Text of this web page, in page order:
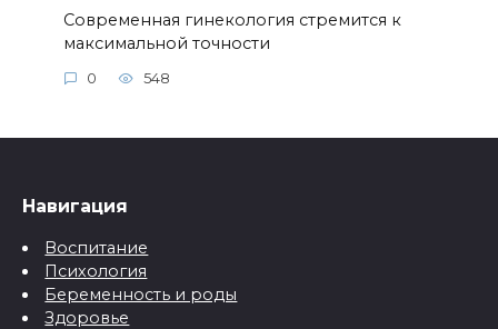
Современная гинекология стремится к
максимальной точности
0 548
Навигация
Воспитание
Психология
Беременность и роды
Здоровье